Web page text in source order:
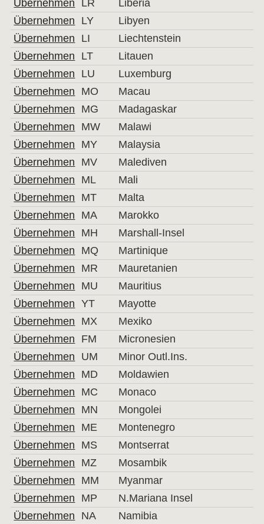
Übernehmen LR
Liberia
Übernehmen
LY
Libyen
Übernehmen
LI
Liechtenstein
Übernehmen
LT
Litauen
Übernehmen
LU
Luxemburg
Übernehmen
MO
Macau
Übernehmen
MG
Madagaskar
Übernehmen
MW
Malawi
Übernehmen
MY
Malaysia
Übernehmen
MV
Malediven
Übernehmen
ML
Mali
Übernehmen
MT
Malta
Übernehmen
MA
Marokko
Übernehmen
MH
Marshall-Insel
Übernehmen
MQ
Martinique
Übernehmen
MR
Mauretanien
Übernehmen
MU
Mauritius
Übernehmen
YT
Mayotte
Übernehmen
MX
Mexiko
Übernehmen
FM
Micronesien
Übernehmen
UM
Minor Outl.Ins.
Übernehmen
MD
Moldawien
Übernehmen
MC
Monaco
Übernehmen
MN
Mongolei
Übernehmen
ME
Montenegro
Übernehmen
MS
Montserrat
Übernehmen
MZ
Mosambik
Übernehmen
MM
Myanmar
Übernehmen
MP
N.Mariana Insel
Übernehmen
NA
Namibia